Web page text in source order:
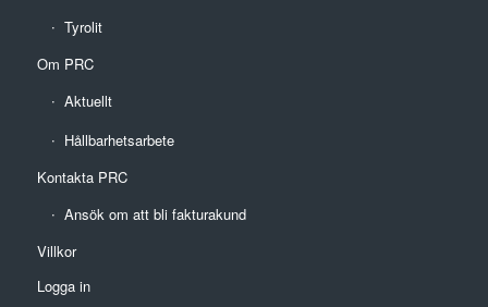
Tyrolit
Om PRC
Aktuellt
Hållbarhetsarbete
Kontakta PRC
Ansök om att bli fakturakund
Villkor
Logga in